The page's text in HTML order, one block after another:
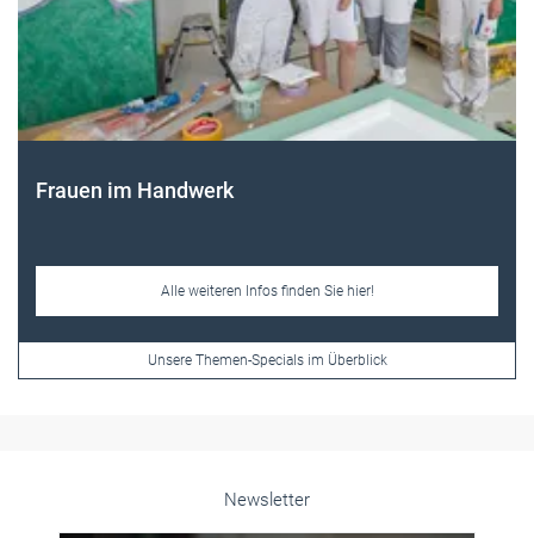
Frauen im Handwerk
Alle weiteren Infos finden Sie hier!
Unsere Themen-Specials im Überblick
Newsletter